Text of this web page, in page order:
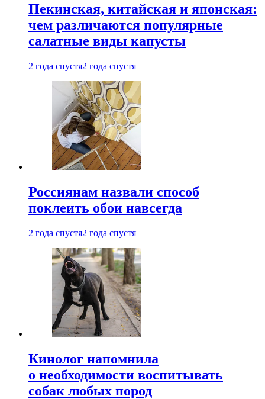
Пекинская, китайская и японская:
чем различаются популярные
салатные виды капусты
2 года спустя2 года спустя
Россиянам назвали способ
поклеить обои навсегда
2 года спустя2 года спустя
Кинолог напомнила
о необходимости воспитывать
собак любых пород